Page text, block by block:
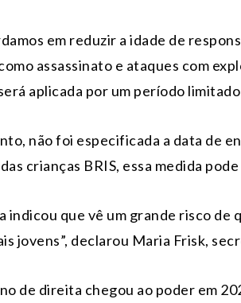
em reduzir a idade de
assassinato e ataques com
aplicada por um período
não foi especificada a data de
crianças BRIS, essa medida
indicou que vê um grande risco
jovens”, declarou Maria Frisk,
de direita chegou ao poder em